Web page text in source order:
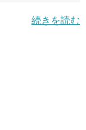
続きを読む